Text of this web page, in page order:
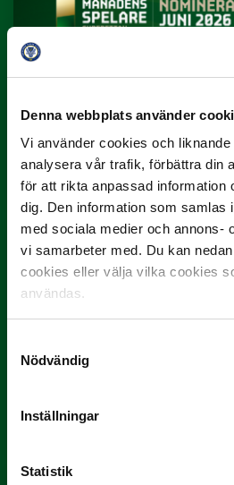
Denna webbplats använder
Vi använder cookies och
analysera vår trafik, förbättra din
för att rikta anpassad information
dig. Den information som samlas
med sociala medier och annons-
vi samarbeter med. Du kan
cookies eller välja vilka cookies
användas.
Nödvändig
Inställningar
Statistik
Rösta på Månadens
Yttrar gör…
Här är de…